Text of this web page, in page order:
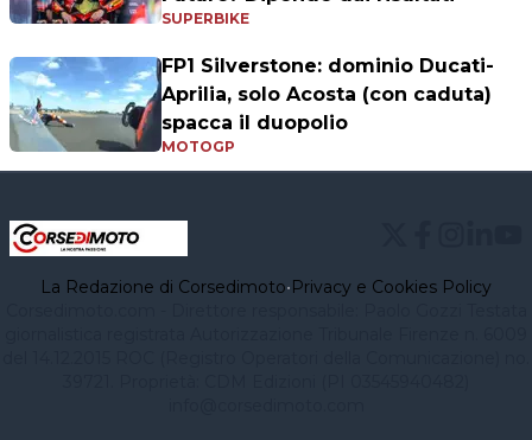
SUPERBIKE
FP1 Silverstone: dominio Ducati-
Aprilia, solo Acosta (con caduta)
spacca il duopolio
MOTOGP
La Redazione di Corsedimoto•Privacy e Cookies Policy